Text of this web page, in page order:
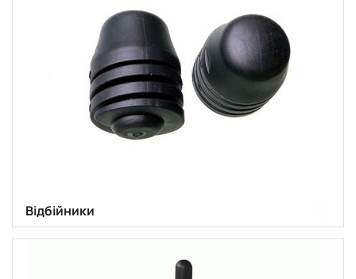
Відбійники